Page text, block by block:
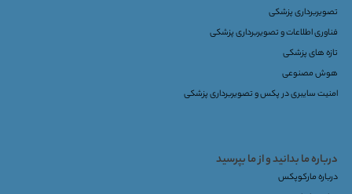
تصویربرداری پزشکی
فناوری اطلاعات و تصویربرداری پزشکی
تازه های پزشکی
هوش مصنوعی
امنیت سایبری در پکس و تصویربرداری پزشکی
درباره ما بدانید و از ما بپرسید
درباره مارکوپکس